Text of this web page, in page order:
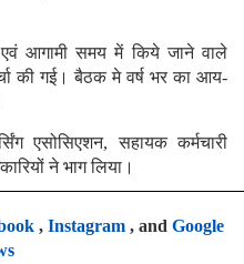
आगामी समय में किये जाने वाले
की गई। बैठक मे वर्ष भर का आय-
एसोसिएशन, सहायक कर्मचारी
ने भाग लिया।
, Instagram, and Google